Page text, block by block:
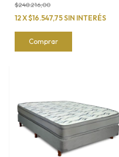
$248.216,00
12X$16.547,75SIN INTERÉS
Comprar